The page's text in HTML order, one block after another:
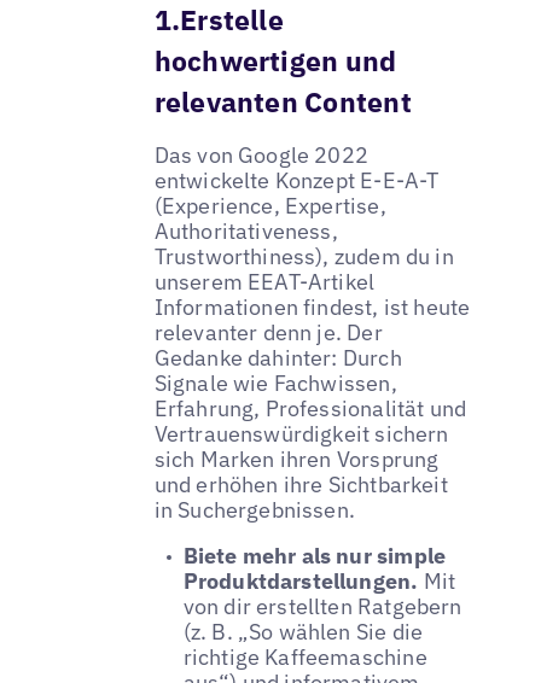
1.Erstelle
hochwertigen und
relevanten Content
Das von Google 2022
entwickelte Konzept E-E-A-T
(Experience, Expertise,
Authoritativeness,
Trustworthiness), zudem du in
unserem EEAT-Artikel
Informationen findest, ist heute
relevanter denn je. Der
Gedanke dahinter: Durch
Signale wie Fachwissen,
Erfahrung, Professionalität und
Vertrauenswürdigkeit sichern
sich Marken ihren Vorsprung
und erhöhen ihre Sichtbarkeit
in Suchergebnissen.
Biete mehr als nur simple
Produktdarstellungen. Mit
von dir erstellten Ratgebern
(z. B. „So wählen Sie die
richtige Kaffeemaschine